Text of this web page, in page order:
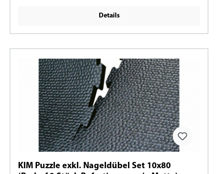
Details
KIM Puzzle exkl. Nageldübel Set 10x80